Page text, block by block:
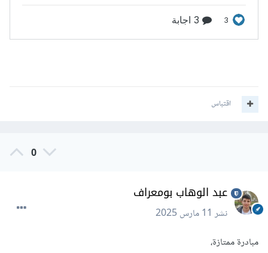
اقتباس
0
عبد الوهاب بومعراف
نشر11 مارس 2025
مبادرة ممتازة،